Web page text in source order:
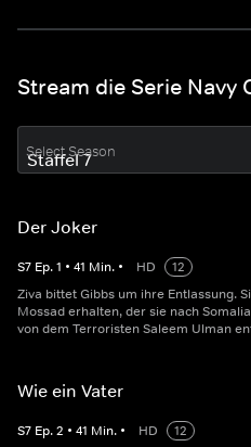
Stream die Serie Navy
Select Season
Der Joker
S7 Ep.1 • 41 Min. • HD
12
Ziva bittet Gibbs um ihre Entlassung.
Mossad erhalten, der sie nach
von dem Terroristen Saleem Ulman
Wie ein Vater
S7 Ep.2 • 41 Min. • HD
12